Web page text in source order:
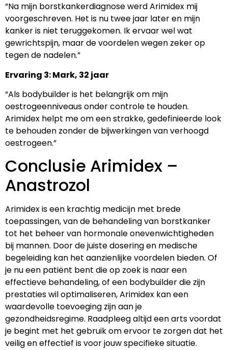
“Na mijn borstkankerdiagnose werd Arimidex mij
voorgeschreven. Het is nu twee jaar later en mijn
kanker is niet teruggekomen. Ik ervaar wel wat
gewrichtspijn, maar de voordelen wegen zeker op
tegen de nadelen.”
Ervaring 3: Mark, 32 jaar
“Als bodybuilder is het belangrijk om mijn
oestrogeenniveaus onder controle te houden.
Arimidex helpt me om een strakke, gedefinieerde look
te behouden zonder de bijwerkingen van verhoogd
oestrogeen.”
Conclusie Arimidex –
Anastrozol
Arimidex is een krachtig medicijn met brede
toepassingen, van de behandeling van borstkanker
tot het beheer van hormonale onevenwichtigheden
bij mannen. Door de juiste dosering en medische
begeleiding kan het aanzienlijke voordelen bieden. Of
je nu een patiënt bent die op zoek is naar een
effectieve behandeling, of een bodybuilder die zijn
prestaties wil optimaliseren, Arimidex kan een
waardevolle toevoeging zijn aan je
gezondheidsregime. Raadpleeg altijd een arts voordat
je begint met het gebruik om ervoor te zorgen dat het
veilig en effectief is voor jouw specifieke situatie.